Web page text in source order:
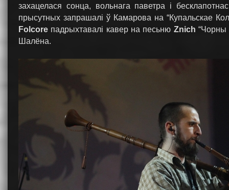
захацелася сонца, вольнага паветра і
прысутных запрашалі ў Камарова на “Купальскае
Folcore падрыхтавалі кавер на песьню Znich “Чорны
Шалёна.